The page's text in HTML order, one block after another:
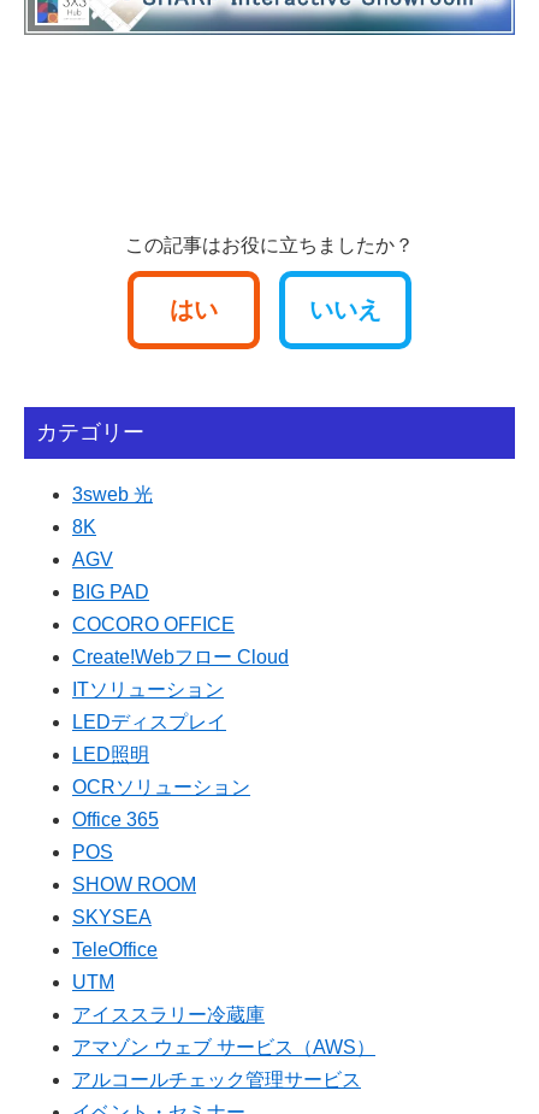
この記事はお役に立ちましたか？
はい いいえ
カテゴリー
3sweb 光
8K
AGV
BIG PAD
COCORO OFFICE
Create!Webフロー Cloud
ITソリューション
LEDディスプレイ
LED照明
OCRソリューション
Office 365
POS
SHOW ROOM
SKYSEA
TeleOffice
UTM
アイススラリー冷蔵庫
アマゾン ウェブ サービス（AWS）
アルコールチェック管理サービス